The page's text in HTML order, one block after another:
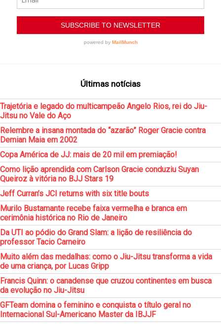
Últimas notícias
Trajetória e legado do multicampeão Angelo Rios, rei do Jiu-
Jitsu no Vale do Aço
Relembre a insana montada do “azarão” Roger Gracie contra
Demian Maia em 2002
Copa América de JJ: mais de 20 mil em premiação!
Como lição aprendida com Carlson Gracie conduziu Suyan
Queiroz à vitória no BJJ Stars 19
Jeff Curran’s JCI returns with six title bouts
Murilo Bustamante recebe faixa vermelha e branca em
cerimônia histórica no Rio de Janeiro
Da UTI ao pódio do Grand Slam: a lição de resiliência do
professor Tacio Carneiro
Muito além das medalhas: como o Jiu-Jitsu transforma a vida
de uma criança, por Lucas Gripp
Francis Quinn: o canadense que cruzou continentes em busca
da evolução no Jiu-Jitsu
GFTeam domina o feminino e conquista o título geral no
Internacional Sul-Americano Master da IBJJF